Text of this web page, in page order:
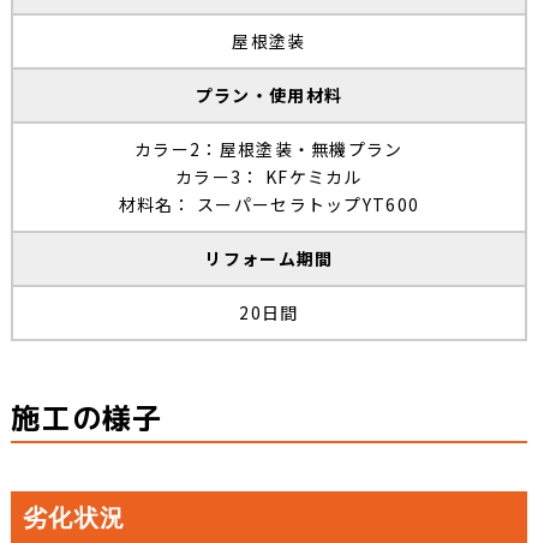
屋根塗装
プラン・使用材料
カラー2：屋根塗装・無機プラン
カラー3： KFケミカル
材料名： スーパーセラトップYT600
リフォーム期間
20日間
施工の様子
劣化状況